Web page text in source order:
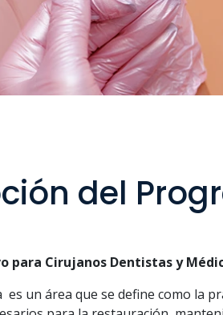
del
para Cirujanos Dentistas y
es un área que se define como la